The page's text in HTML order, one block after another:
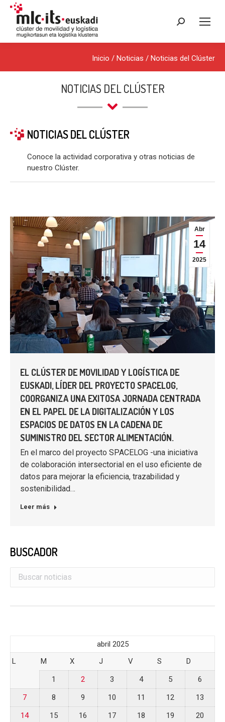
Buscar:
Inicio / Noticias / Noticias del Clúster
NOTICIAS DEL CLÚSTER
NOTICIAS DEL CLÚSTER
Conoce la actividad corporativa y otras noticias de
nuestro Clúster.
Abr
14
2025
EL CLÚSTER DE MOVILIDAD Y LOGÍSTICA DE
EUSKADI, LÍDER DEL PROYECTO SPACELOG,
COORGANIZA UNA EXITOSA JORNADA CENTRADA
EN EL PAPEL DE LA DIGITALIZACIÓN Y LOS
ESPACIOS DE DATOS EN LA CADENA DE
SUMINISTRO DEL SECTOR ALIMENTACIÓN.
En el marco del proyecto SPACELOG -una iniciativa
de colaboración intersectorial en el uso eficiente de
datos para mejorar la eficiencia, trazabilidad y
sostenibilidad…
Leer más
BUSCADOR
abril 2025
L
M X J V S
D
1
2 3 4 5
6
7
8 9 10 11 12
13
14
15 16 17 18 19
20